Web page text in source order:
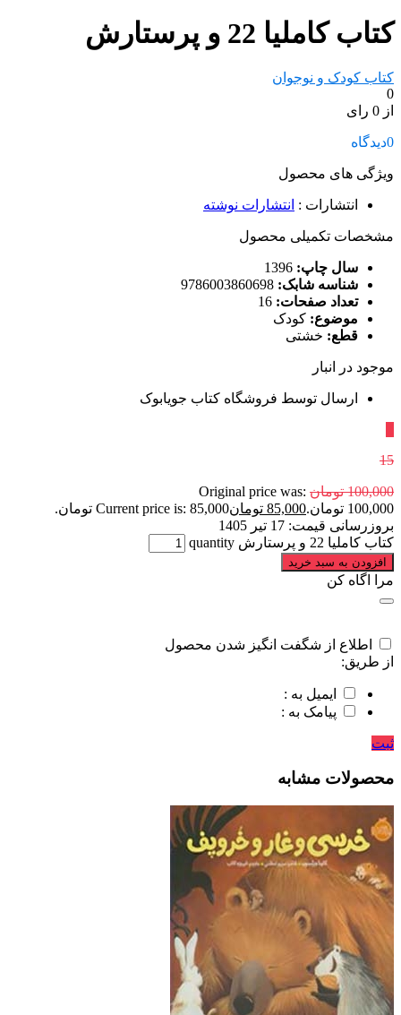
کتاب کاملیا 22 و پرستارش
کتاب کودک و نوجوان
0
از 0 رای
0دیدگاه
ویژگی های محصول
انتشارات : انتشارات نوشته
مشخصات تکمیلی محصول
سال چاپ:
شناسه شابک:
تعداد صفحات:
موضوع: کودک
قطع: خشتی
موجود در انبار
ارسال توسط فروشگاه کتاب جویابوک
15
100,000 تومان Original price was:
100,000 تومان.
85,000 تومانCurrent price is: 85,000 تومان.
بروزرسانی قیمت: 17 تیر 1405
کتاب کاملیا 22 و پرستارش quantity
افزودن به سبد خرید
مرا اگاه کن
اطلاع از شگفت انگیز شدن محصول
از طریق:
ایمیل به :
پیامک به :
ثبت
محصولات مشابه